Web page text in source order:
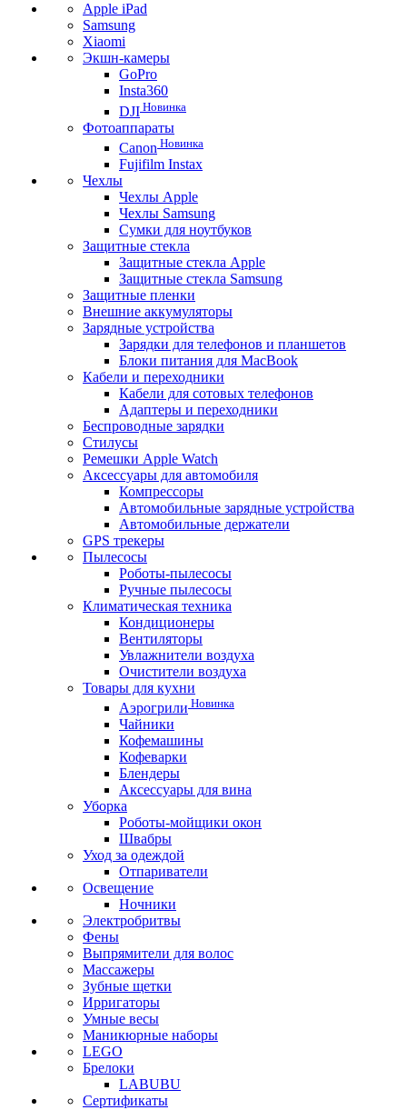
Apple iPad
Samsung
Xiaomi
Экшн-камеры
GoPro
Insta360
DJI Новинка
Фотоаппараты
Canon Новинка
Fujifilm Instax
Чехлы
Чехлы Apple
Чехлы Samsung
Сумки для ноутбуков
Защитные стекла
Защитные стекла Apple
Защитные стекла Samsung
Защитные пленки
Внешние аккумуляторы
Зарядные устройства
Зарядки для телефонов и планшетов
Блоки питания для MacBook
Кабели и переходники
Кабели для сотовых телефонов
Адаптеры и переходники
Беспроводные зарядки
Стилусы
Ремешки Apple Watch
Аксессуары для автомобиля
Компрессоры
Автомобильные зарядные устройства
Автомобильные держатели
GPS трекеры
Пылесосы
Роботы-пылесосы
Ручные пылесосы
Климатическая техника
Кондиционеры
Вентиляторы
Увлажнители воздуха
Очистители воздуха
Товары для кухни
Аэрогрили Новинка
Чайники
Кофемашины
Кофеварки
Блендеры
Аксессуары для вина
Уборка
Роботы-мойщики окон
Швабры
Уход за одеждой
Отпариватели
Освещение
Ночники
Электробритвы
Фены
Выпрямители для волос
Массажеры
Зубные щетки
Ирригаторы
Умные весы
Маникюрные наборы
LEGO
Брелоки
LABUBU
Сертификаты